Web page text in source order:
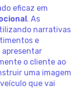
eficaz em
. As
narrativas
e
apresentar
o cliente ao
uma imagem
que vai